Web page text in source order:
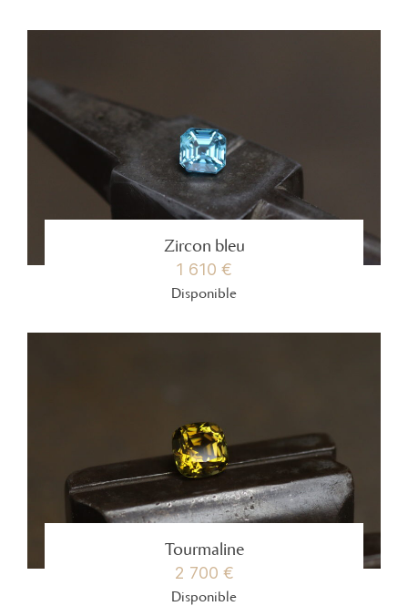
Zircon bleu
1 610 €
Disponible
Tourmaline
2 700 €
Disponible